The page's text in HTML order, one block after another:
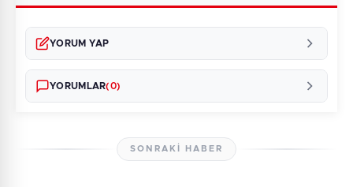
YORUM YAP
YORUMLAR(0)
SONRAKI HABER